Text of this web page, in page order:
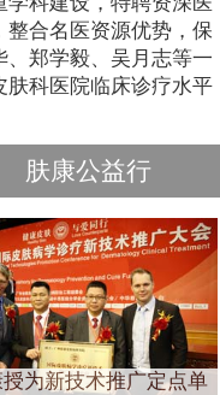
合名医资源优势，保
、郑学毅、吴月志等一
肤科医院临床诊疗水平
肤康公益行
授为新技术推广定点单